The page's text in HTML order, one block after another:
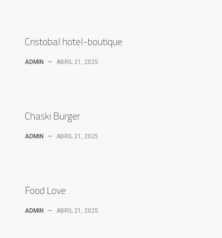
Cristobal hotel-boutique
ADMIN — ABRIL 21, 2025
Chaski Burger
ADMIN — ABRIL 21, 2025
Food Love
ADMIN — ABRIL 21, 2025